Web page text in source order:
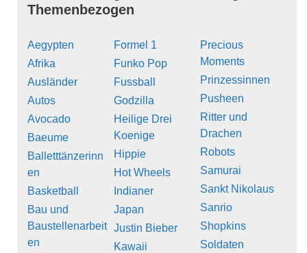
Themenbezogen
Aegypten
Afrika
Ausländer
Autos
Avocado
Baeume
Balletttänzerinn
en
Basketball
Bau und
Baustellenarbeit
en
Formel 1
Funko Pop
Fussball
Godzilla
Heilige Drei
Koenige
Hippie
Hot Wheels
Indianer
Japan
Justin Bieber
Kawaii
Precious
Moments
Prinzessinnen
Pusheen
Ritter und
Drachen
Robots
Samurai
Sankt Nikolaus
Sanrio
Shopkins
Soldaten